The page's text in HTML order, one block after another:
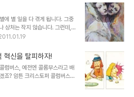
누구라도 이 디지털 시대의 저
려울 것이라 생각합니다. 뭐, 혼
어떤 주장이든 펼칠 수는 있겠지
The New York Times
, 책, 글 그림 등등... 이러한
에 별 일을 다 겪게 됩니다. 그중
상처는 작지 않습니다. 그런데,
았던 그 좋지 않은 행위들을 다
겠습니다. 좋은 것만 있는 세상이
생각도 없었을 겁니다. 물론,
좋은 것과 나쁜 것의 구분은 없
있습니다. 그렇게 본다면 단지
니다. 얘기가 좀 이상하게 흘러
혁신을 탈피하자!
럼버스, 예전엔 콜롬부스라고 배
죠? 암튼 크리스토퍼 콜럼버스
많은 사람들에게 미지의 세